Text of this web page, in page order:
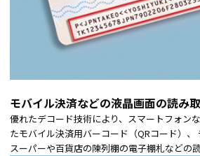
モバイル決済などの液晶画面の読み
優れたデコード技術により、スマートフォン
たモバイル決済用バーコード（QRコード）、
スーパーや百貨店の陳列棚の電子棚札などの